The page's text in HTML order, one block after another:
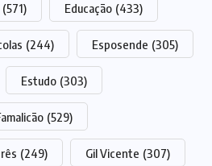
(571) Educação (433)
(244) Esposende (305)
Estudo (303)
(529)
(249) Gil Vicente (307)